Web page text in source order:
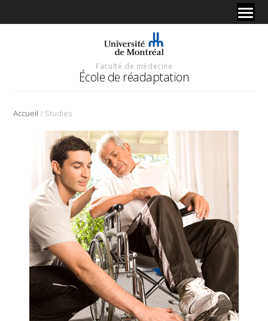
Faculté de médecine
École de réadaptation
Accueil / Studies